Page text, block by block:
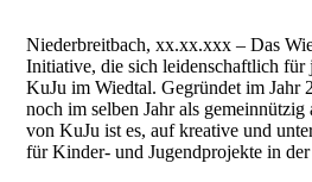
Niederbreitbach, xx.xx.xxx – Das
Initiative, die sich leidenschaftlich für
KuJu im Wiedtal. Gegründet im Jahr
noch im selben Jahr als
von KuJu ist es, auf kreative und
für Kinder- und Jugendprojekte in